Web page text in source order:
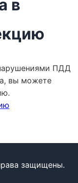
в
ПДД
вы можете
защищены.